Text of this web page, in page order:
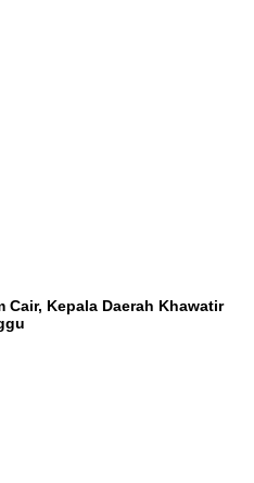
Kepala Daerah Khawatir